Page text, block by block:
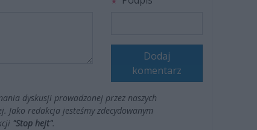
Dodaj
komentarz
dyskusji prowadzonej przez naszych
Jako redakcja jesteśmy zdecydowanym
"Stop hejt".